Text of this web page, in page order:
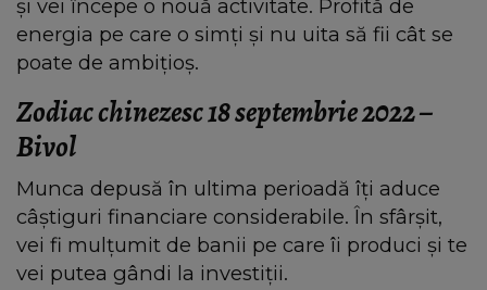
și vei începe o nouă activitate. Profită de
energia pe care o simți și nu uita să fii cât se
poate de ambițioș.
Zodiac chinezesc 18 septembrie 2022 –
Bivol
Munca depusă în ultima perioadă îți aduce
câștiguri financiare considerabile. În sfârșit,
vei fi mulțumit de banii pe care îi produci și te
vei putea gândi la investiții.